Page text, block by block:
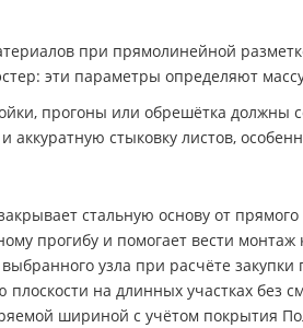
при прямолинейной
эти параметры определяют
прогоны или обрешётка
стыковку листов,
стальную основу от
прогибу и помогает вести
узла при расчёте закупки
на длинных участках без
шириной с учётом покрытия